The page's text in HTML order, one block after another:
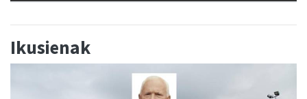
Ikusienak